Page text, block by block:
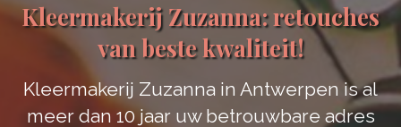
Kleermakerij Zuzanna: retouches
van beste kwaliteit!
Kleermakerij Zuzanna in Antwerpen is al
meer dan 10 jaar uw betrouwbare adres